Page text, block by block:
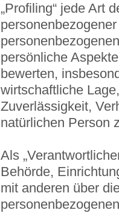
„Profiling“ jede Art
persönliche
bewerten,
wirtschaftliche
Zuverlässigkeit,
natürlichen Person
Als
Behörde,
mit anderen über